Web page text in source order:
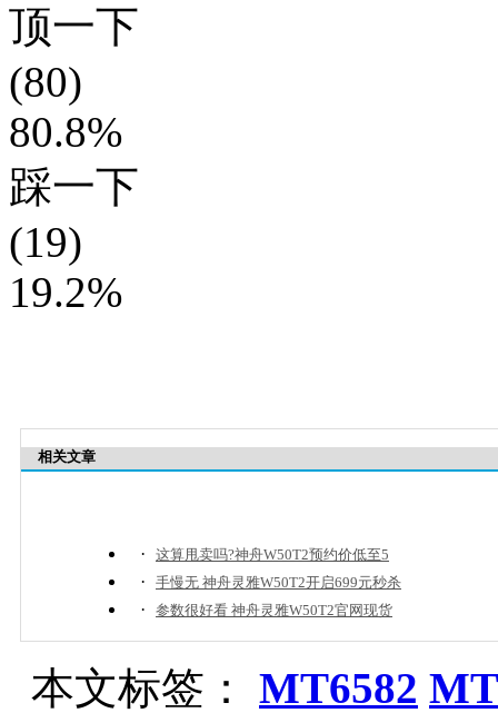
顶一下
(80)
80.8%
踩一下
(19)
19.2%
相关文章
· 这算甩卖吗?神舟W50T2预约价低至5
· 手慢无 神舟灵雅W50T2开启699元秒杀
· 参数很好看 神舟灵雅W50T2官网现货
本文标签： MT6582